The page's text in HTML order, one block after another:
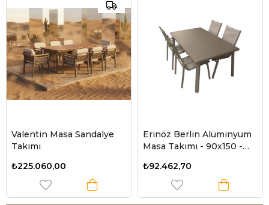
Valentin Masa Sandalye
Takımı
₺225.060,00
Erinöz Berlin Alüminyum
Masa Takımı - 90x150 -
₺92.462,70